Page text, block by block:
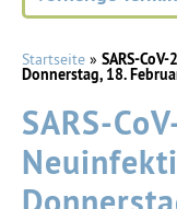
Startseite » SARS-
Donnerstag, 18.
SARS-